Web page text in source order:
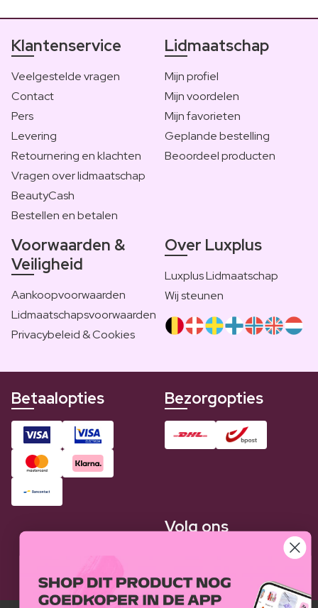
Klantenservice
Veelgestelde vragen
Contact
Pers
Levering
Retournering en klachten
Vragen over lidmaatschap
BeautyCash
Bestellen en betalen
Lidmaatschap
Mijn profiel
Mijn voordelen
Mijn favorieten
Geplande bestelling
Beoordeel producten
Voorwaarden &
Veiligheid
Aankoopvoorwaarden
Lidmaatschapsvoorwaarden
Privacybeleid & Cookies
Over Luxplus
Luxplus Lidmaatschap
Wij steunen
Betaalopties Bezorgopties
Volg ons